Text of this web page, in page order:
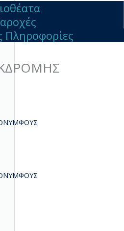
Πληροφορίες